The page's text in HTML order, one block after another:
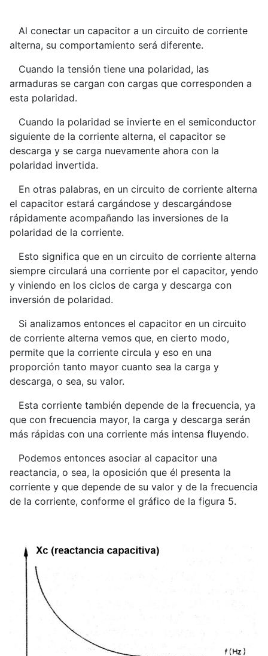
Al conectar un capacitor a un circuito de corriente
alterna, su comportamiento será diferente.
Cuando la tensión tiene una polaridad, las
armaduras se cargan con cargas que corresponden a
esta polaridad.
Cuando la polaridad se invierte en el semiconductor
siguiente de la corriente alterna, el capacitor se
descarga y se carga nuevamente ahora con la
polaridad invertida.
En otras palabras, en un circuito de corriente alterna
el capacitor estará cargándose y descargándose
rápidamente acompañando las inversiones de la
polaridad de la corriente.
Esto significa que en un circuito de corriente alterna
siempre circulará una corriente por el capacitor, yendo
y viniendo en los ciclos de carga y descarga con
inversión de polaridad.
Si analizamos entonces el capacitor en un circuito
de corriente alterna vemos que, en cierto modo,
permite que la corriente circula y eso en una
proporción tanto mayor cuanto sea la carga y
descarga, o sea, su valor.
Esta corriente también depende de la frecuencia, ya
que con frecuencia mayor, la carga y descarga serán
más rápidas con una corriente más intensa fluyendo.
Podemos entonces asociar al capacitor una
reactancia, o sea, la oposición que él presenta la
corriente y que depende de su valor y de la frecuencia
de la corriente, conforme el gráfico de la figura 5.